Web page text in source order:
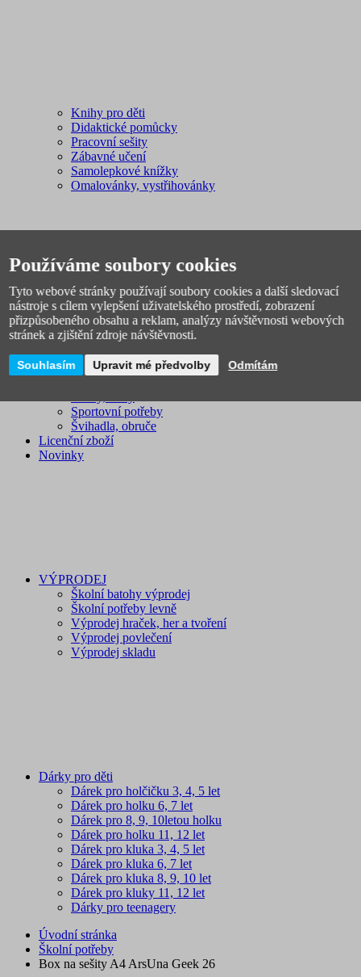
Knihy pro děti
Didaktické pomůcky
Pracovní sešity
Zábavné učení
Samolepkové knížky
Omalovánky, vystřihovánky
Sport, outdoor
Plavání
Fotbal
Spacáky, stany
Míče
Sportovní potřeby
Švihadla, obruče
Licenční zboží
Novinky
VÝPRODEJ
Školní batohy výprodej
Školní potřeby levně
Výprodej hraček, her a tvoření
Výprodej povlečení
Výprodej skladu
Dárky pro děti
Dárek pro holčičku 3, 4, 5 let
Dárek pro holku 6, 7 let
Dárek pro 8, 9, 10letou holku
Dárek pro holku 11, 12 let
Dárek pro kluka 3, 4, 5 let
Dárek pro kluka 6, 7 let
Dárek pro kluka 8, 9, 10 let
Dárek pro kluky 11, 12 let
Dárky pro teenagery
Úvodní stránka
Školní potřeby
Box na sešity A4 ArsUna Geek 26
Používáme soubory cookies
Tyto webové stránky používají soubory cookies a další sledovací
nástroje s cílem vylepšení uživatelského prostředí, zobrazení
přizpůsobeného obsahu a reklam, analýzy návštěvnosti webových
stránek a zjištění zdroje návštěvnosti.
Souhlasím Upravit mé předvolby Odmítám